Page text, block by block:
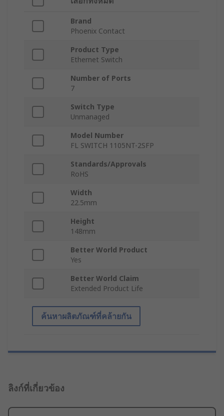
Brand
Phoenix Contact
Product Type
Ethernet Switch
Number of Ports
7
Switch Type
Unmanaged
Model Number
FL SWITCH 1105NT-2SFP
Standards/Approvals
RoHS
Width
22.5mm
Height
148mm
Better World Product
Yes
Better World Claim
Extended Product Life
ค้นหาผลิตภัณฑ์ที่คล้ายกัน
ลิงก์ที่เกี่ยวข้อง